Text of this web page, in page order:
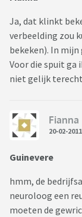
Ja, dat klinkt
verbeelding zou
bekeken). In
Voor die spuit ga
niet gelijk
Fianna
20-02-2011
Guinevere
hmm, de
neuroloog een
moeten de